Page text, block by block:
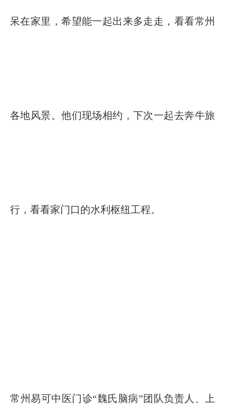
呆在家里，希望能一起出来多走走，看看常州
各地风景。他们现场相约，下次一起去奔牛旅
行，看看家门口的水利枢纽工程。
常州易可中医门诊“魏氏脑病”团队负责人、上